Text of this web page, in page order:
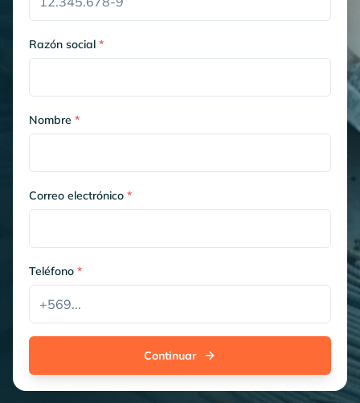
Razón social *
Nombre *
Correo electrónico *
Teléfono *
Continuar